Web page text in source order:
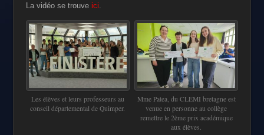
La vidéo se trouve ici
Les élèves et leurs professeurs au
conseil départemental de Quimper.
Mme Patea, du CLEMI bretagne est
venue en personne au collège
remettre le 2ème prix académique
aux élèves.